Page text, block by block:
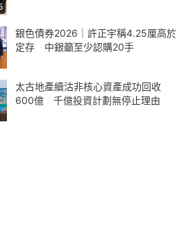
銀色債券2026｜許正宇稱4.25厘高於
定存 中銀籲至少認購20手
太古地產續沽非核心資產成功回收
600億 千億投資計劃無停止理由